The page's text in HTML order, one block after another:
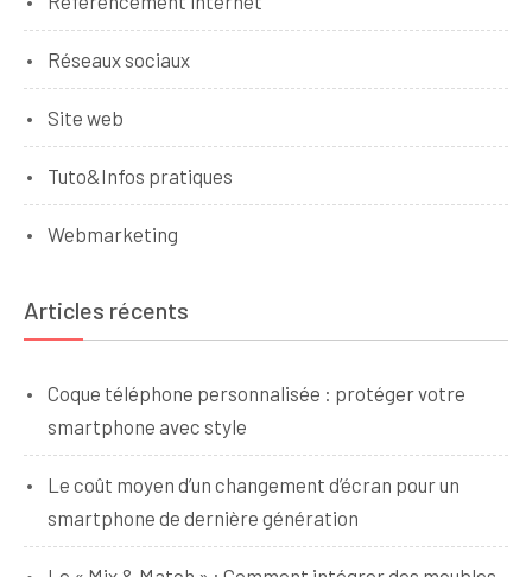
Réseaux sociaux
Site web
Tuto&Infos pratiques
Webmarketing
Articles récents
Coque téléphone personnalisée : protéger votre
smartphone avec style
Le coût moyen d’un changement d’écran pour un
smartphone de dernière génération